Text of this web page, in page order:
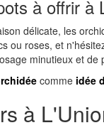
à offrir à
délicate, les
ou roses, et
minutieux et
comme idée
à